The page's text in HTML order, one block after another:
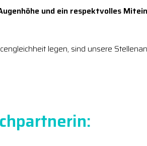
und ein respektvolles
legen, sind unsere